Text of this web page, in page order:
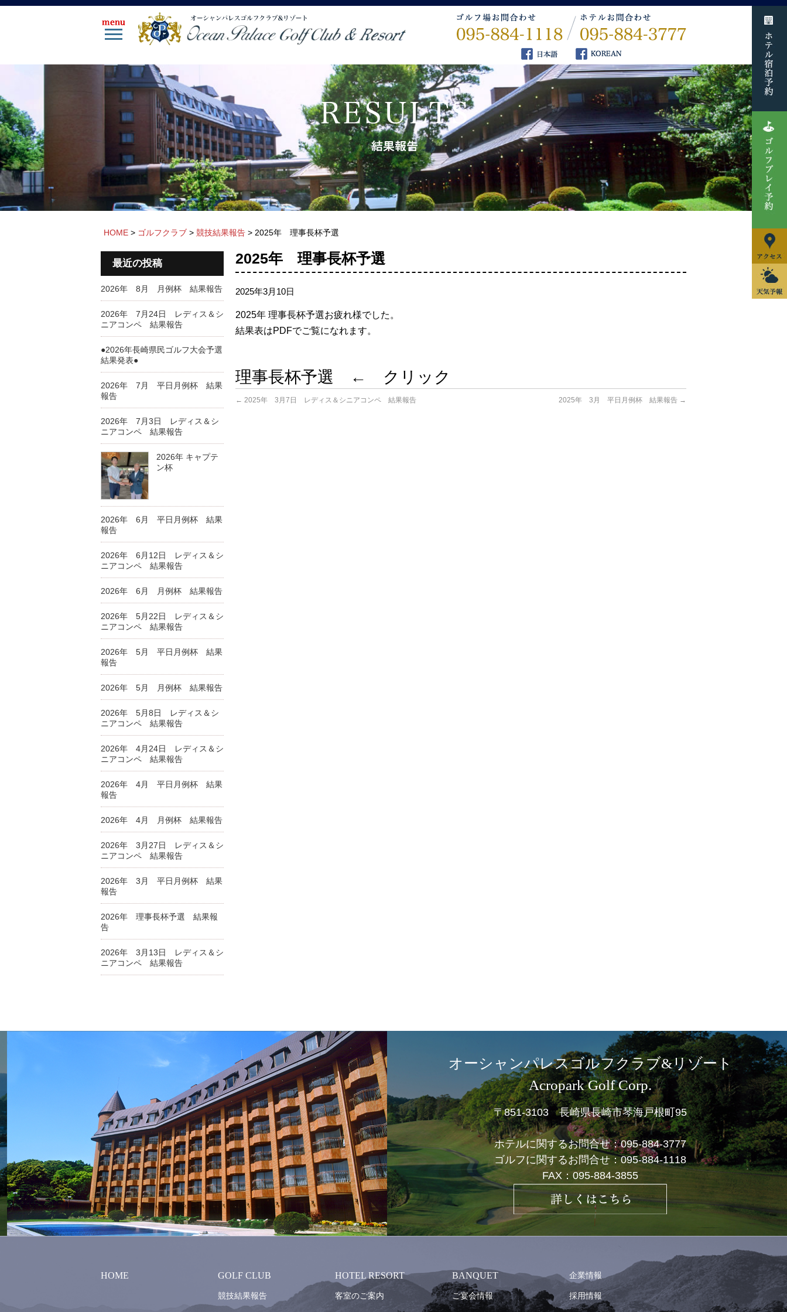
HOME > ゴルフクラブ > 競技結果報告 > 2025年 理事長杯予選
2025年 理事長杯予選
2025年3月10日
2025年 理事長杯予選お疲れ様でした。
結果表はPDFでご覧になれます。
理事長杯予選 ← クリック
← 2025年 3月7日 レディス＆シニアコンペ 結果報告 2025年 3月 平日月例杯 結果報告 →
最近の投稿
2026年 8月 月例杯 結果報告
2026年 7月24日 レディス＆シ
ニアコンペ 結果報告
●2026年長崎県民ゴルフ大会予選
結果発表●
2026年 7月 平日月例杯 結果
報告
2026年 7月3日 レディス＆シ
ニアコンペ 結果報告
2026年 キャプテ
ン杯
2026年 6月 平日月例杯 結果
報告
2026年 6月12日 レディス＆シ
ニアコンペ 結果報告
2026年 6月 月例杯 結果報告
2026年 5月22日 レディス＆シ
ニアコンペ 結果報告
2026年 5月 平日月例杯 結果
報告
2026年 5月 月例杯 結果報告
2026年 5月8日 レディス＆シ
ニアコンペ 結果報告
2026年 4月24日 レディス＆シ
ニアコンペ 結果報告
2026年 4月 平日月例杯 結果
報告
2026年 4月 月例杯 結果報告
2026年 3月27日 レディス＆シ
ニアコンペ 結果報告
2026年 3月 平日月例杯 結果
報告
2026年 理事長杯予選 結果報
告
2026年 3月13日 レディス＆シ
ニアコンペ 結果報告
オーシャンパレスゴルフクラブ&リゾート
Acropark Golf Corp.
〒851-3103 長崎県長崎市琴海戸根町95
ホテルに関するお問合せ：095-884-3777
ゴルフに関するお問合せ：095-884-1118
FAX：095-884-3855
HOME GOLF CLUB
競技結果報告
HOTEL RESORT
客室のご案内
BANQUET
ご宴会情報
企業情報
採用情報